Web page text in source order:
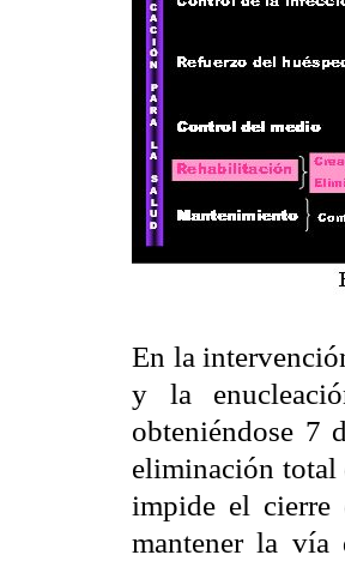
En la
y la
obteniéndose 7
eliminación total
impide el
mantener la